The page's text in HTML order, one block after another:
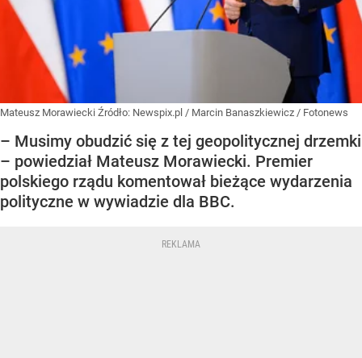
Mateusz Morawiecki Źródło: Newspix.pl / Marcin Banaszkiewicz / Fotonews
– Musimy obudzić się z tej geopolitycznej drzemki
– powiedział Mateusz Morawiecki. Premier
polskiego rządu komentował bieżące wydarzenia
polityczne w wywiadzie dla BBC.